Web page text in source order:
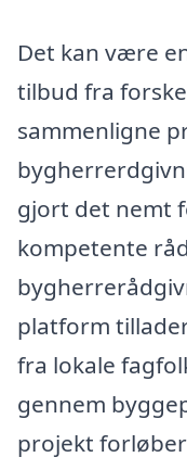
Det kan være
tilbud fra
sammenligne
gjort det nemt
kompetente
platform
fra lokale
gennem
projekt